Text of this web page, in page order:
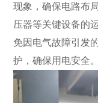
现象，确保电路布
压器等关键设备的
免因电气故障引发
护，确保用电安全。